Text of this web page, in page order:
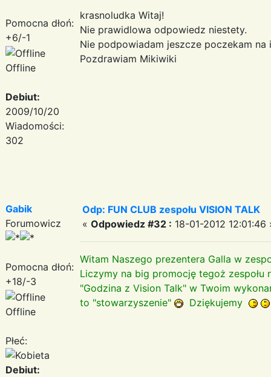
Pomocna dłoń:
+6/-1
Offline
Debiut:
2009/10/20
Wiadomości:
302
krasnoludka Witaj!
Nie prawidlowa odpowiedz niestety.
Nie podpowiadam jeszcze poczekam na
Pozdrawiam Mikiwiki
Gabik
Forumowicz
Pomocna dłoń:
+18/-3
Offline
Płeć:
Debiut:
Odp: FUN CLUB zespołu VISION TALK
« Odpowiedz #32 : 18-01-2012 12:01:46
Witam Naszego prezentera Galla w
Liczymy na big promocję tegoż zespołu
"Godzina z Vision Talk" w Twoim
to "stowarzyszenie"
Dziękujemy